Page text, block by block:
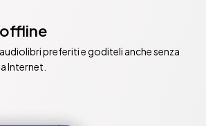
preferiti e goditeli anche senza
Internet.